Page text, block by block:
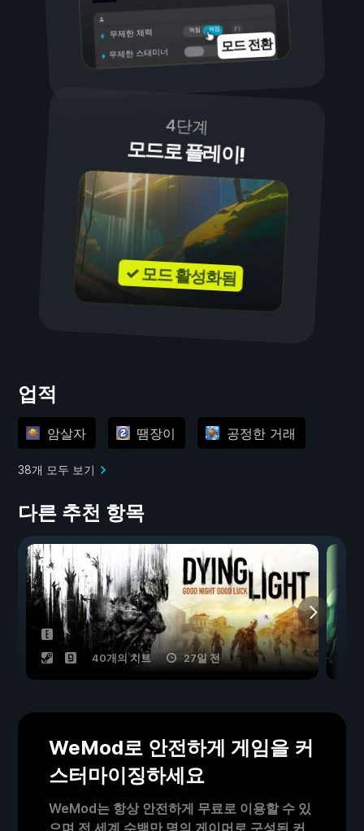
켜짐
꺼짐
무제한 체력
무제한 스태미너 모드 전환
4단계
모드로 플레이!
✓ 모드 활성화됨
업적
암살자 땜장이 공정한 거래
38개 모두 보기
다른 추천 항목
40개의 치트 27일 전
WeMod로 안전하게 게임을 커
스터마이징하세요
WeMod는 항상 안전하게 무료로 이용할 수 있